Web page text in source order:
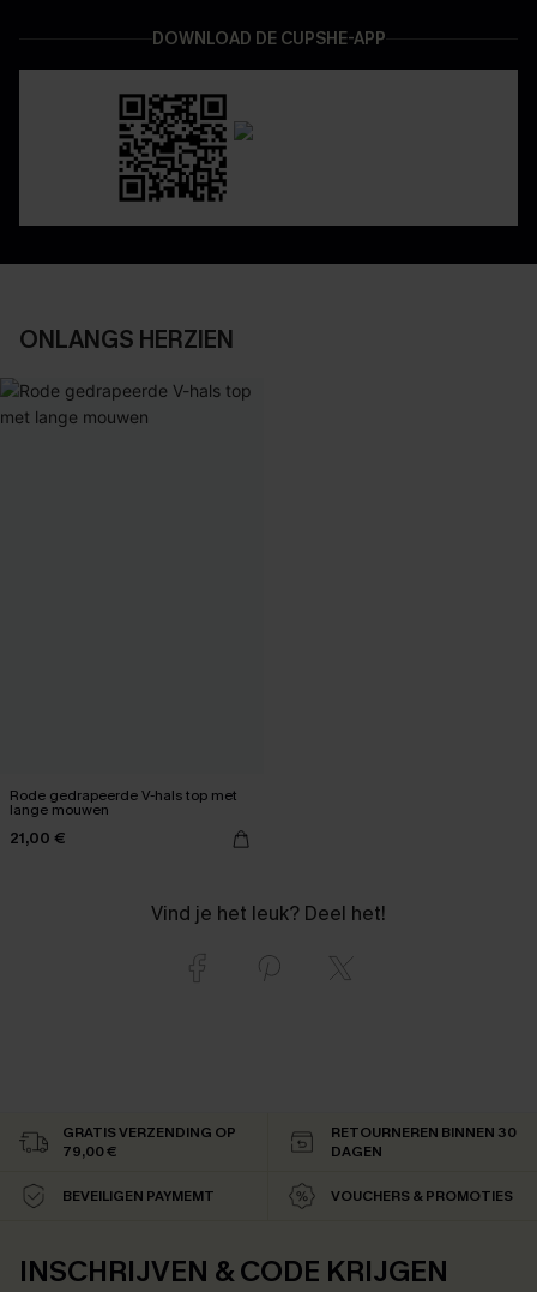
DOWNLOAD DE CUPSHE-APP
ONLANGS HERZIEN
Rode gedrapeerde V-hals top met
lange mouwen
21,00 €
Vind je het leuk? Deel het!
GRATIS VERZENDING OP
79,00 €
RETOURNEREN BINNEN 30
DAGEN
BEVEILIGEN PAYMEMT VOUCHERS & PROMOTIES
INSCHRIJVEN & CODE KRIJGEN